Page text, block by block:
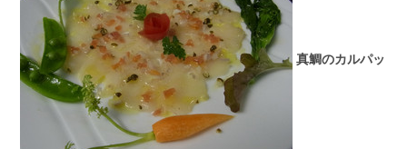
真鯛のカルパッ